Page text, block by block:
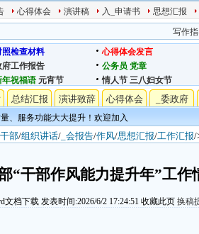
心得体会 演讲稿 入_申请书 思想汇报
写作
照检查材料
心得体会发言
府工作报告
公务员 党章
年祝福语 元宵节 情人节 三八妇女节
总结汇报 演讲致辞 心得体会 _委政府
、服务功能大大提升！欢迎加入
干部/组织讲话/ _会报告/作风/思想汇报/工作汇报/
“干部作风能力提升年”工作
文档下载 发表时间:2026/6/2 17:24:51 收藏此页 换稿